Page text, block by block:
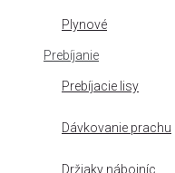
Plynové
Prebíjanie
Prebíjacie lisy
Dávkovanie prachu
Držiaky nábojníc